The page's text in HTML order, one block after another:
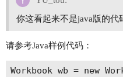
你这看起来不是java版的代
请参考Java样例代码：
Workbook wb = new